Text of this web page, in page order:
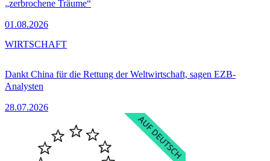
„zerbrochene Träume“
01.08.2026
Dankt China für die Rettung der Weltwirtschaft, sagen EZB-
Analysten
28.07.2026
WIRTSCHAFT